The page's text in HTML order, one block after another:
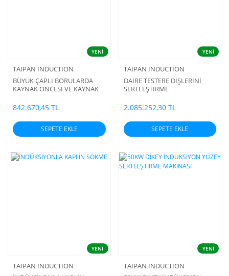
YENİ
TAIPAN INDUCTION
BÜYÜK ÇAPLI BORULARDA
KAYNAK ÖNCESİ VE KAYNAK
ISIL İŞLEM MAKİNASI
842.670,45 TL
SEPETE EKLE
YENİ
TAIPAN INDUCTION
DAİRE TESTERE DİŞLERİNİ
SERTLEŞTİRME
2.085.252,30 TL
SEPETE EKLE
YENİ
TAIPAN INDUCTION
YENİ
TAIPAN INDUCTION